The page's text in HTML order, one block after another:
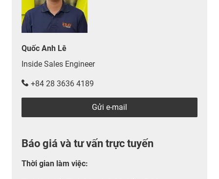
Quốc Anh Lê
Inside Sales Engineer
+84 28 3636 4189
Gửi e-mail
Báo giá và tư vấn trực tuyến
Thời gian làm việc: